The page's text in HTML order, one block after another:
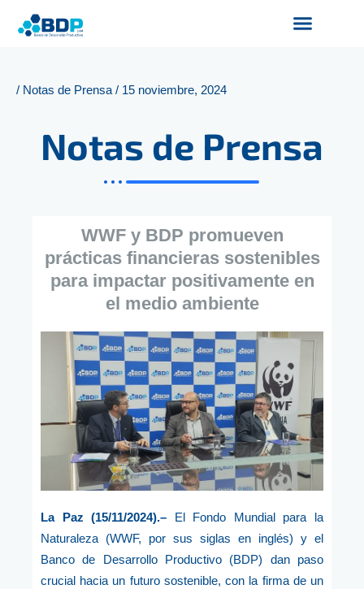
/ Notas de Prensa/ 15 noviembre, 2024
Notas de Prensa
WWF y BDP promueven
prácticas financieras sostenibles
para impactar positivamente en
el medio ambiente
La Paz (15/11/2024).– El Fondo Mundial para la
Naturaleza (WWF, por sus siglas en inglés) y el
Banco de Desarrollo Productivo (BDP) dan paso
crucial hacia un futuro sostenible, con la firma de un